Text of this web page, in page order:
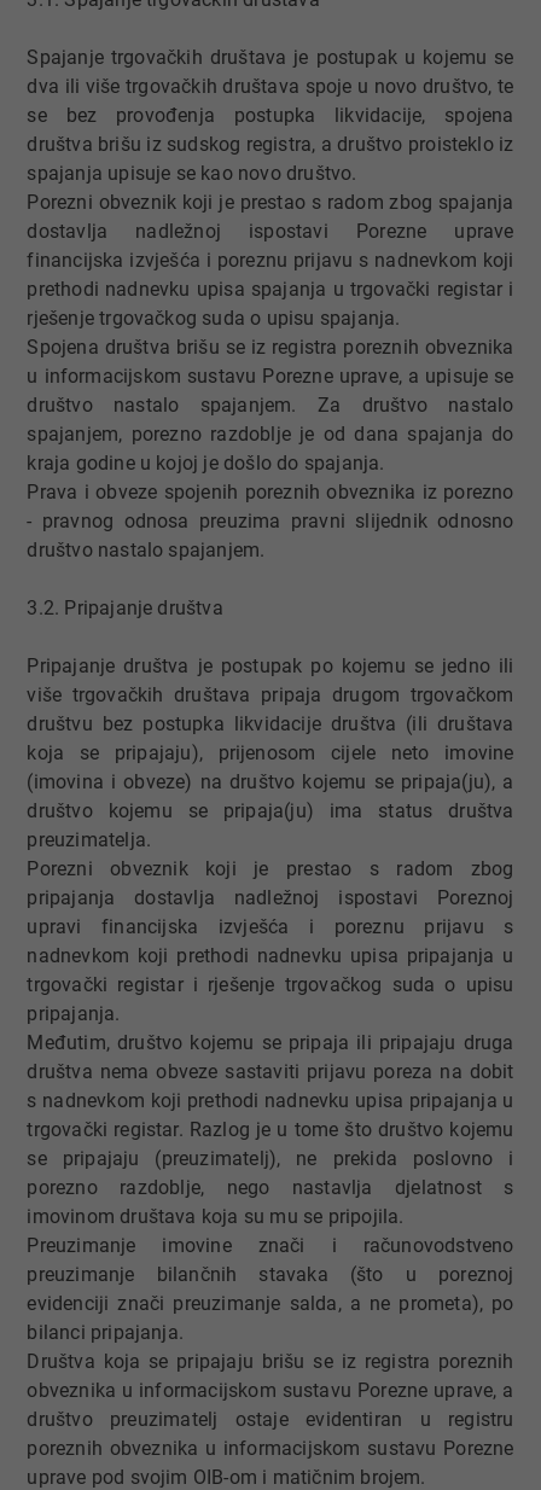
Spajanje trgovačkih društava je postupak u kojemu se
dva ili više trgovačkih društava spoje u novo društvo, te
se bez provođenja postupka likvidacije, spojena
društva brišu iz sudskog registra, a društvo proisteklo iz
spajanja upisuje se kao novo društvo.
Porezni obveznik koji je prestao s radom zbog spajanja
dostavlja nadležnoj ispostavi Porezne uprave
financijska izvješća i poreznu prijavu s nadnevkom koji
prethodi nadnevku upisa spajanja u trgovački registar i
rješenje trgovačkog suda o upisu spajanja.
Spojena društva brišu se iz registra poreznih obveznika
u informacijskom sustavu Porezne uprave, a upisuje se
društvo nastalo spajanjem. Za društvo nastalo
spajanjem, porezno razdoblje je od dana spajanja do
kraja godine u kojoj je došlo do spajanja.
Prava i obveze spojenih poreznih obveznika iz porezno
- pravnog odnosa preuzima pravni slijednik odnosno
društvo nastalo spajanjem.
3.2. Pripajanje društva
Pripajanje društva je postupak po kojemu se jedno ili
više trgovačkih društava pripaja drugom trgovačkom
društvu bez postupka likvidacije društva (ili društava
koja se pripajaju), prijenosom cijele neto imovine
(imovina i obveze) na društvo kojemu se pripaja(ju), a
društvo kojemu se pripaja(ju) ima status društva
preuzimatelja.
Porezni obveznik koji je prestao s radom zbog
pripajanja dostavlja nadležnoj ispostavi Poreznoj
upravi financijska izvješća i poreznu prijavu s
nadnevkom koji prethodi nadnevku upisa pripajanja u
trgovački registar i rješenje trgovačkog suda o upisu
pripajanja.
Međutim, društvo kojemu se pripaja ili pripajaju druga
društva nema obveze sastaviti prijavu poreza na dobit
s nadnevkom koji prethodi nadnevku upisa pripajanja u
trgovački registar. Razlog je u tome što društvo kojemu
se pripajaju (preuzimatelj), ne prekida poslovno i
porezno razdoblje, nego nastavlja djelatnost s
imovinom društava koja su mu se pripojila.
Preuzimanje imovine znači i računovodstveno
preuzimanje bilančnih stavaka (što u poreznoj
evidenciji znači preuzimanje salda, a ne prometa), po
bilanci pripajanja.
Društva koja se pripajaju brišu se iz registra poreznih
obveznika u informacijskom sustavu Porezne uprave, a
društvo preuzimatelj ostaje evidentiran u registru
poreznih obveznika u informacijskom sustavu Porezne
uprave pod svojim OIB-om i matičnim brojem.